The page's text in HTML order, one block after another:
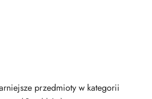
przedmioty w kategorii